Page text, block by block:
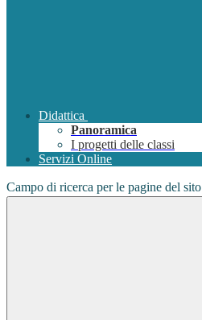
Didattica
Panoramica
I progetti delle classi
Servizi Online
Campo di ricerca per le pagine del sito